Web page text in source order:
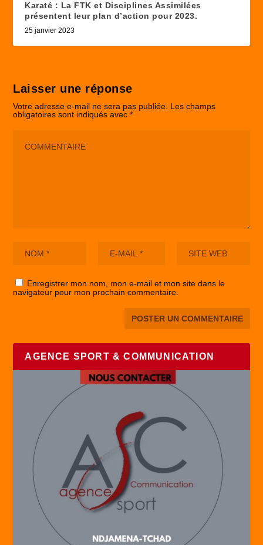
Karaté : La FTK et Disciplines Assimilées
présentent leur plan d’action pour 2023.
25 janvier 2023
Laisser une réponse
Votre adresse e-mail ne sera pas publiée. Les champs
obligatoires sont indiqués avec*
Enregistrer mon nom, mon e-mail et mon site dans le
navigateur pour mon prochain commentaire.
AGENCE SPORT & COMMUNICATION